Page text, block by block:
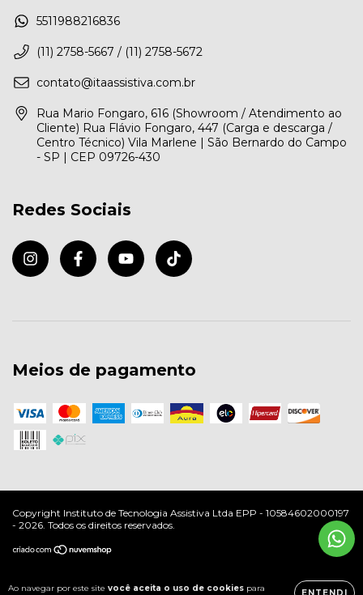
Ao navegar por este site você aceita o uso de cookies para
5511988216836
(11) 2758-5667 / (11) 2758-5672
contato@itaassistiva.com.br
Rua Mario Fongaro, 616 (Showroom / Atendimento ao
Cliente) Rua Flávio Fongaro, 447 (Carga e descarga /
Centro Técnico) Vila Marlene | São Bernardo do Campo
- SP | CEP 09726-430
Redes Sociais
Meios de pagamento
Copyright Instituto de Tecnologia Assistiva Ltda EPP - 10584602000197
- 2026. Todos os direitos reservados.